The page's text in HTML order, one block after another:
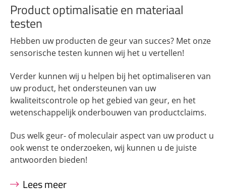
Product optimalisatie en materiaal
testen
Hebben uw producten de geur van succes? Met onze
sensorische testen kunnen wij het u vertellen!
Verder kunnen wij u helpen bij het optimaliseren van
uw product, het ondersteunen van uw
kwaliteitscontrole op het gebied van geur, en het
wetenschappelijk onderbouwen van productclaims.
Dus welk geur- of moleculair aspect van uw product u
ook wenst te onderzoeken, wij kunnen u de juiste
antwoorden bieden!
Lees meer